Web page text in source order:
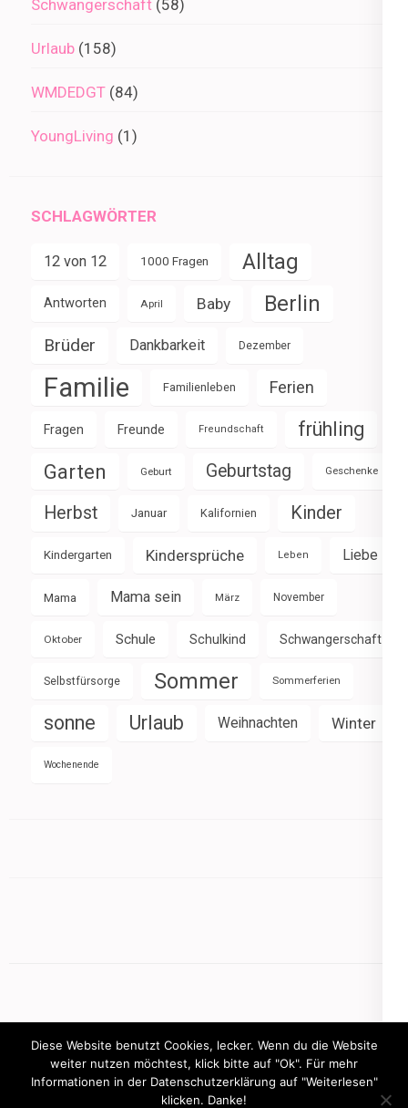
Schwangerschaft (58)
Urlaub (158)
WMDEDGT (84)
YoungLiving (1)
SCHLAGWÖRTER
12 von 12 1000 Fragen Alltag
Antworten April Baby Berlin
Brüder Dankbarkeit Dezember
Familie Familienleben Ferien
Fragen Freunde Freundschaft frühling
Garten Geburt Geburtstag Geschenke
Herbst Januar Kalifornien Kinder
Kindergarten Kindersprüche Leben Liebe
Mama Mama sein März November
Oktober Schule Schulkind Schwangerschaft
Selbstfürsorge Sommer Sommerferien
sonne Urlaub Weihnachten Winter
Wochenende
mamasbusiness.de
Diese Website benutzt Cookies, lecker. Wenn du die Website
weiter nutzen möchtest, klick bitte auf "Ok". Für mehr
Informationen in der Datenschutzerklärung auf "Weiterlesen"
klicken. Danke!